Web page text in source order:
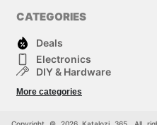
CATEGORIES
Deals
Electronics
DIY & Hardware
Kids
More categories